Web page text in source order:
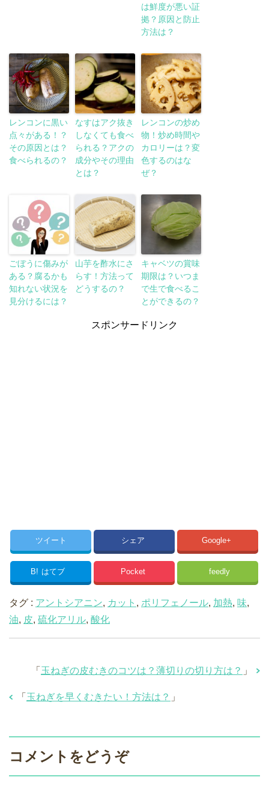
は鮮度が悪い証
拠？原因と防止
方法は？
レンコンに黒い
点々がある！？
その原因とは？
食べられるの？
なすはアク抜き
しなくても食べ
られる？アクの
成分やその理由
とは？
レンコンの炒め
物！炒め時間や
カロリーは？変
色するのはな
ぜ？
ごぼうに傷みが
ある？腐るかも
知れない状況を
見分けるには？
山芋を酢水にさ
らす！方法って
どうするの？
キャベツの賞味
期限は？いつま
で生で食べるこ
とができるの？
スポンサードリンク
ツイート シェア Google+
B! はてブ Pocket feedly
タグ : アントシアニン, カット , ポリフェノール, 加熱, 味,
油, 皮, 硫化アリル, 酸化
「 玉ねぎの皮むきのコツは？薄切りの切り方は？ 」
「 玉ねぎを早くむきたい！方法は？ 」
コメントをどうぞ